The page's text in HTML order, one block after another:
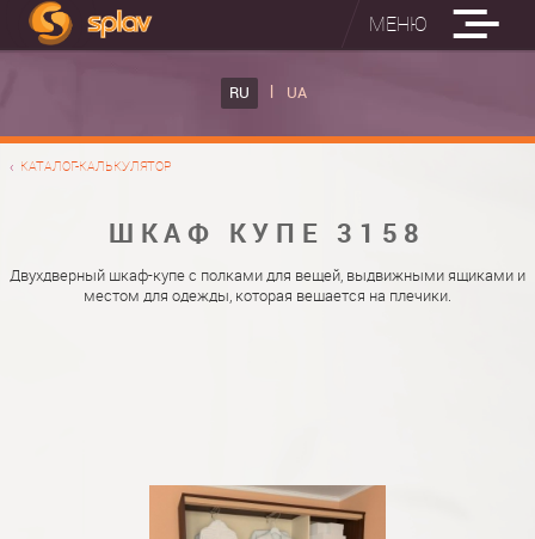
МЕНЮ
RU UA
КАТАЛОГ-КАЛЬКУЛЯТОР
ШКАФ КУПЕ 3158
Двухдверный шкаф-купе с полками для вещей, выдвижными ящиками и
местом для одежды, которая вешается на плечики.
ВСТРОЕННЫЕ ГЛАДИЛЬНЫЕ ДОСКИ
НАСТЕННАЯ ГЛАДИЛЬНАЯ ДОСКА "РУСАЛКА"
ФОТО ШКАФОВ КУПЕ
МАТЕРИАЛЫ
ФУРНИТУРА
О НАС